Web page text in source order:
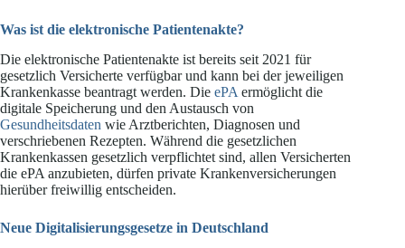
Was ist die elektronische Patientenakte?
Die elektronische Patientenakte ist bereits seit 2021 für
gesetzlich Versicherte verfügbar und kann bei der jeweiligen
Krankenkasse beantragt werden. Die ePA ermöglicht die
digitale Speicherung und den Austausch von
Gesundheitsdaten wie Arztberichten, Diagnosen und
verschriebenen Rezepten. Während die gesetzlichen
Krankenkassen gesetzlich verpflichtet sind, allen Versicherten
die ePA anzubieten, dürfen private Krankenversicherungen
hierüber freiwillig entscheiden.
Neue Digitalisierungsgesetze in Deutschland